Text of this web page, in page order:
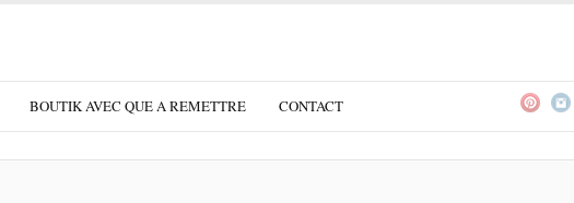
BOUTIK AVEC QUE A REMETTRE CONTACT